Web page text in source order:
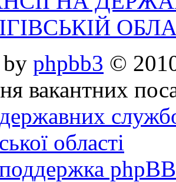
by phpbb3 ©
вакантних
державних
області
phpBB